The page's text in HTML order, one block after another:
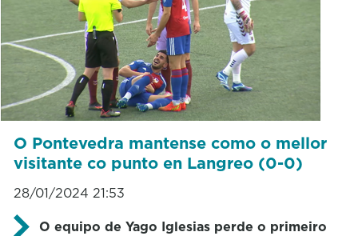
O Pontevedra mantense como o mellor
visitante co punto en Langreo (0-0)
28/01/2024 21:53
O equipo de Yago Iglesias perde o primeiro